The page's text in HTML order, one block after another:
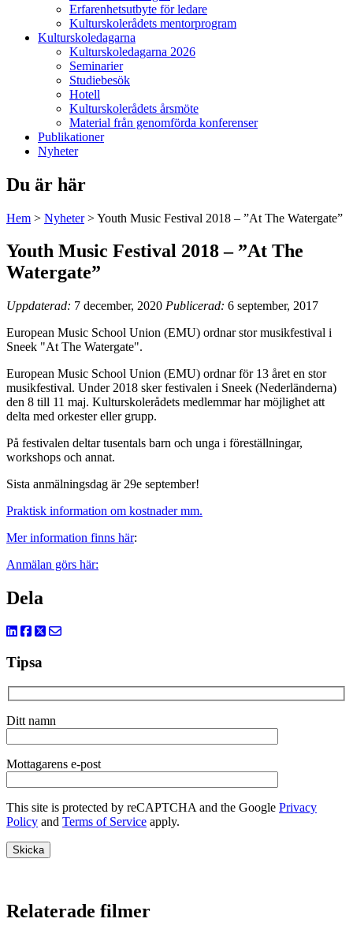
Erfarenhetsutbyte för ledare
Kulturskolerådets mentorprogram
Kulturskoledagarna
Kulturskoledagarna 2026
Seminarier
Studiebesök
Hotell
Kulturskolerådets årsmöte
Material från genomförda konferenser
Publikationer
Nyheter
Du är här
Hem > Nyheter>Youth Music Festival 2018 – ”At The Watergate”
Youth Music Festival 2018 – ”At The
Watergate”
Uppdaterad: 7 december, 2020 Publicerad: 6 september, 2017
European Music School Union (EMU) ordnar stor musikfestival i
Sneek "At The Watergate".
European Music School Union (EMU) ordnar för 13 året en stor
musikfestival. Under 2018 sker festivalen i Sneek (Nederländerna)
den 8 till 11 maj. Kulturskolerådets medlemmar har möjlighet att
delta med orkester eller grupp.
På festivalen deltar tusentals barn och unga i föreställningar,
workshops och annat.
Sista anmälningsdag är 29e september!
Praktisk information om kostnader mm.
Mer information finns här:
Anmälan görs här:
Dela
Tipsa
Ditt namn
Mottagarens e-post
This site is protected by reCAPTCHA and the Google Privacy
Policy and Terms of Service apply.
Relaterade filmer